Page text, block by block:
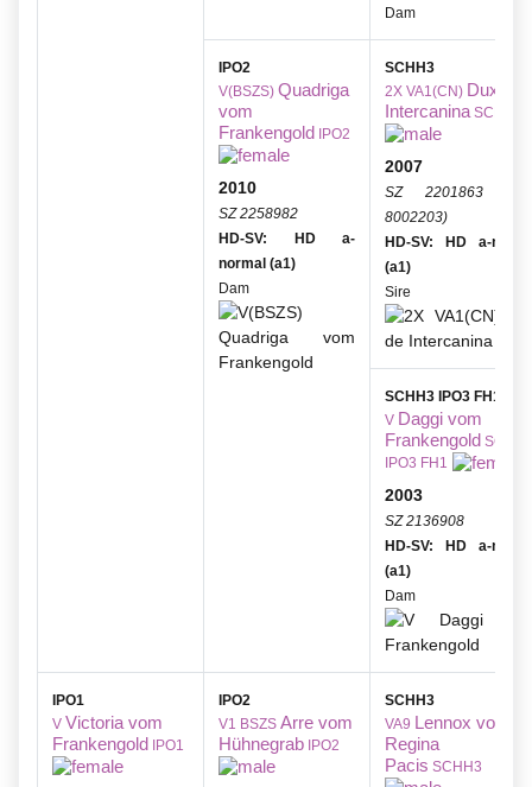
Dam
IPO2
V(BSZS) Quadriga
vom
Frankengold IPO2
2010
SZ 2258982
HD-SV: HD a-
normal (a1)
Dam
SCHH3
2X VA1(CN) Dux de
Intercanina SCHH3
2007
SZ 2201863
8002203)
HD-SV: HD a-
(a1)
Sire
SCHH3 IPO3 FH1
V Daggi vom
Frankengold
IPO3 FH1
2003
SZ 2136908
HD-SV: HD a-
(a1)
Dam
IPO1
V Victoria vom
Frankengold IPO1
IPO2
V1 BSZS Arre vom
Hühnegrab IPO2
SCHH3
VA9 Lennox von
Regina
Pacis SCHH3